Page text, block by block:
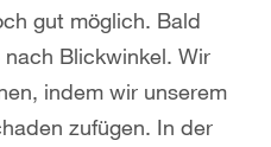
gut möglich. Bald
Blickwinkel. Wir
indem wir unserem
zufügen. In der